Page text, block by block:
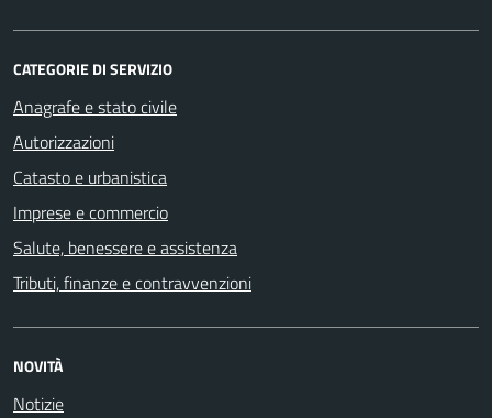
CATEGORIE DI SERVIZIO
Anagrafe e stato civile
Autorizzazioni
Catasto e urbanistica
Imprese e commercio
Salute, benessere e assistenza
Tributi, finanze e contravvenzioni
NOVITÀ
Notizie